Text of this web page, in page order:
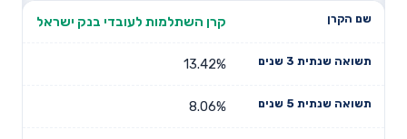
קרן השתלמות לעובדי בנק ישראל
13.42%
8.06%